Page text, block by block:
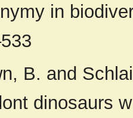
in
B. and
dinosaurs